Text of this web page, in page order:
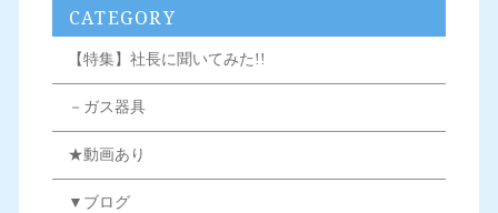
CATEGORY
【特集】社長に聞いてみた!!
－ガス器具
★動画あり
▼ブログ